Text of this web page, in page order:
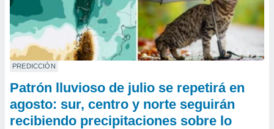
PREDICCIÓN
Patrón lluvioso de julio se repetirá en
agosto: sur, centro y norte seguirán
recibiendo precipitaciones sobre lo